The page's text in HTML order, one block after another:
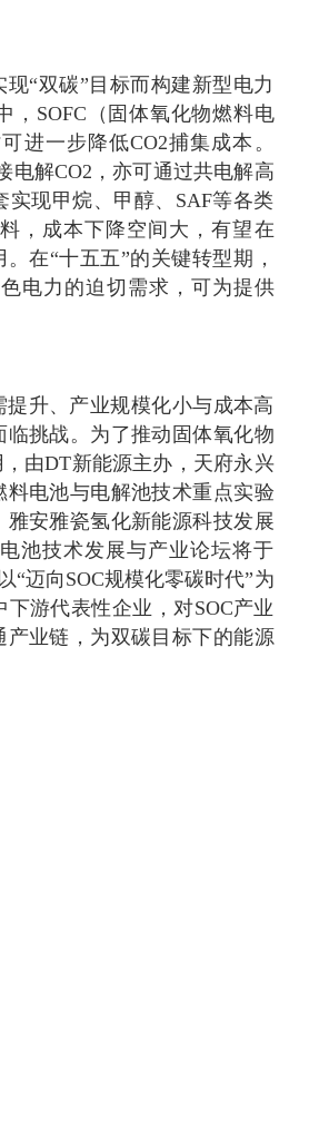
现“双碳”目标而构建新型电力
，SOFC（固体氧化物燃料电
进一步降低CO2捕集成本。
电解CO2，亦可通过共电解高
现甲烷、甲醇、SAF等各类
，成本下降空间大，有望在
在“十五五”的关键转型期，
电力的迫切需求，可为提供
升、产业规模化小与成本高
挑战。为了推动固体氧化物
由DT新能源主办，天府永兴
电池与电解池技术重点实验
安雅瓷氢化新能源科技发展
池技术发展与产业论坛将于
“迈向SOC规模化零碳时代”为
游代表性企业，对SOC产业
业链，为双碳目标下的能源